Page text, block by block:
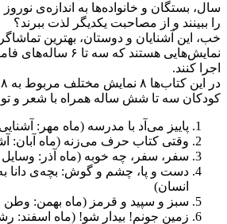
سال، بستگان و خانواده‌ها به اندازه‌ی
را ببینند و از مصاحبت یکدیگر لذت ببرند؟
خب، این آشنایان و دوستان، بهترین
نمایش‌هایی هستند که سه
اجرا کنند.
کودکان سه تا شش ساله‌ همراه با شعر و
پاییز می‌آد با مدرسه (ماه مهر:
وقتی کتاب حرف می‌زنه (ماه آبان:
سفر، سفر، چه خوبه (ماه آذر: وسایل
دست و پا، چشم و گوش: بچه‌ی دانا
انسان)
سبز و سپید و قرمز (ماه بهمن:
زمین جونم! بیدار شو! (ماه اسفند: